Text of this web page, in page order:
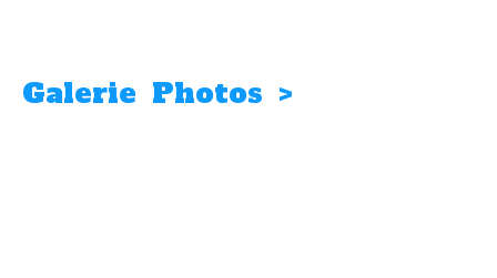
Galerie Photos >